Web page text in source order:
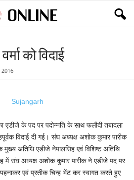
को विदाई
एडीजे के पद पर पदोन्नति के साथ फलौदी तबादला
विदाई दी गई। संघ अध्यक्ष अशोक कुमार पारीक
मुख्य अतिथि एडीजे नेपालसिंह एवं विशिष्ट अतिथि
में संघ अध्यक्ष अशोक कुमार पारीक ने एडीजे पद पर
पहनाकर एवं प्रतीक चिन्ह भेंट कर स्वागत करते हुए